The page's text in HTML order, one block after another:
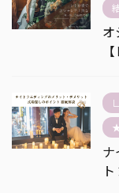
オ
ナ